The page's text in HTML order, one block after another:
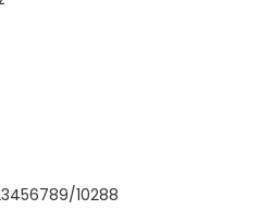
10288